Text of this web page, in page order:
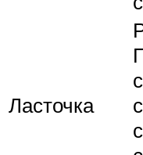
Ласточка